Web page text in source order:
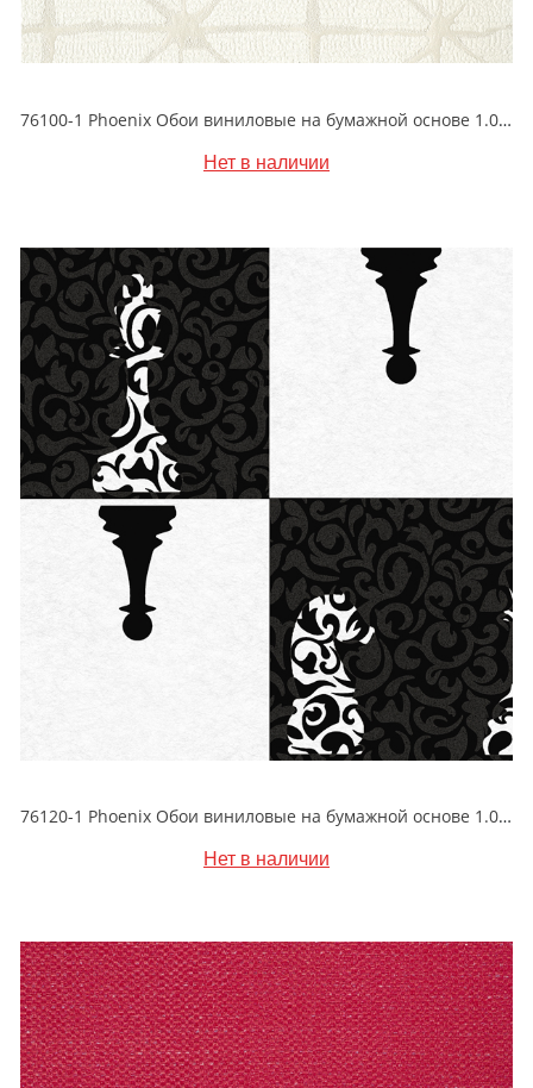
76100-1 Phoenix Обои виниловые на бумажной основе 1.06*15.6
Нет в наличии
76120-1 Phoenix Обои виниловые на бумажной основе 1.06*15.6
Нет в наличии